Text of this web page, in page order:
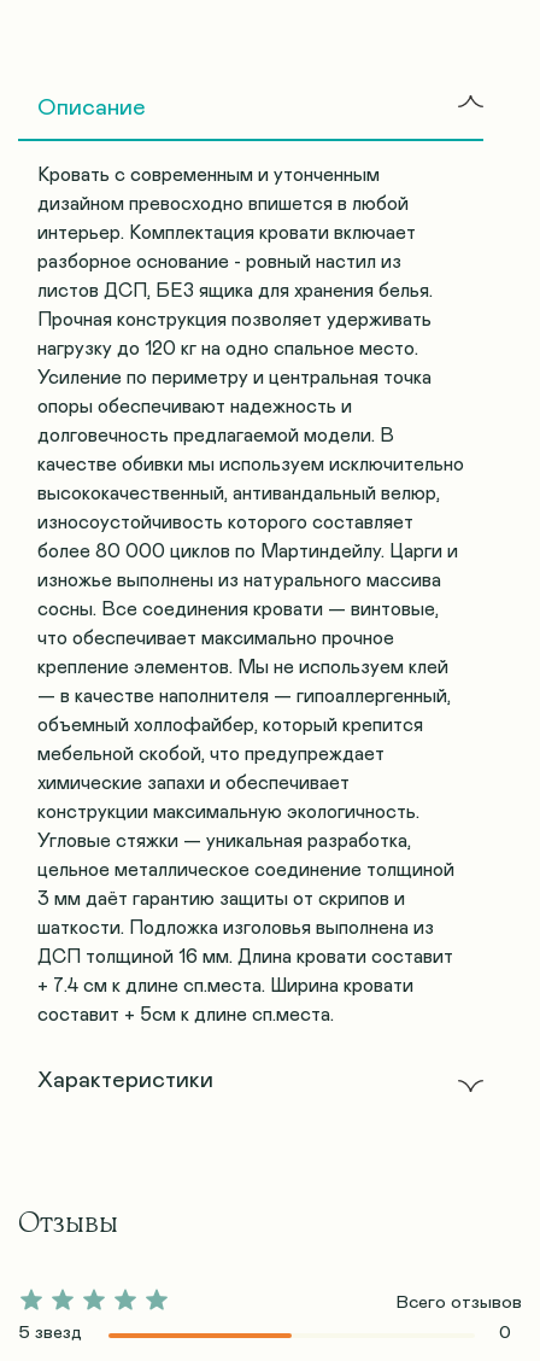
Описание
Кровать с современным и утонченным
дизайном превосходно впишется в любой
интерьер. Комплектация кровати включает
разборное основание - ровный настил из
листов ДСП, БЕЗ ящика для хранения белья.
Прочная конструкция позволяет удерживать
нагрузку до 120 кг на одно спальное место.
Усиление по периметру и центральная точка
опоры обеспечивают надежность и
долговечность предлагаемой модели. В
качестве обивки мы используем исключительно
высококачественный, антивандальный велюр,
износоустойчивость которого составляет
более 80 000 циклов по Мартиндейлу. Царги и
изножье выполнены из натурального массива
сосны. Все соединения кровати — винтовые,
что обеспечивает максимально прочное
крепление элементов. Мы не используем клей
— в качестве наполнителя — гипоаллергенный,
объемный холлофайбер, который крепится
мебельной скобой, что предупреждает
химические запахи и обеспечивает
конструкции максимальную экологичность.
Угловые стяжки — уникальная разработка,
цельное металлическое соединение толщиной
3 мм даёт гарантию защиты от скрипов и
шаткости. Подложка изголовья выполнена из
ДСП толщиной 16 мм. Длина кровати составит
+ 7.4 см к длине сп.места. Ширина кровати
составит + 5см к длине сп.места.
Характеристики
Отзывы
Всего отзывов
5 звезд
0